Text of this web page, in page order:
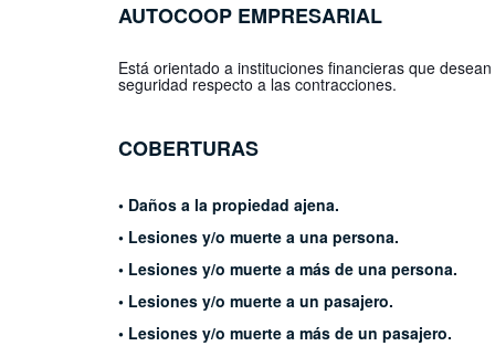
AUTOCOOP EMPRESARIAL
Está orientado a instituciones financieras que
seguridad respecto a las contracciones.
COBERTURAS
• Daños a la propiedad ajena.
• Lesiones y/o muerte a una persona.
• Lesiones y/o muerte a más de una persona.
• Lesiones y/o muerte a un pasajero.
• Lesiones y/o muerte a más de un pasajero.